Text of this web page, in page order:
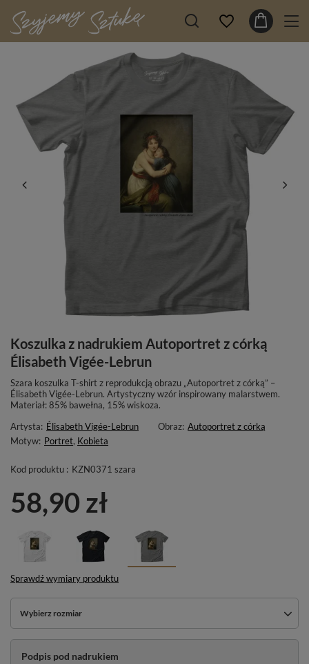
Koszulka z nadrukiem Autoportret z córką
Élisabeth Vigée-Lebrun
Szara koszulka T-shirt z reprodukcją obrazu „Autoportret z córką” –
Élisabeth Vigée-Lebrun. Artystyczny wzór inspirowany malarstwem.
Materiał: 85% bawełna, 15% wiskoza.
Artysta: Élisabeth Vigée-Lebrun Obraz: Autoportret z córką
Motyw: Portret, Kobieta
Kod produktu : KZN0371 szara
58,90 zł
Sprawdź wymiary produktu
Wybierz rozmiar
Podpis pod nadrukiem